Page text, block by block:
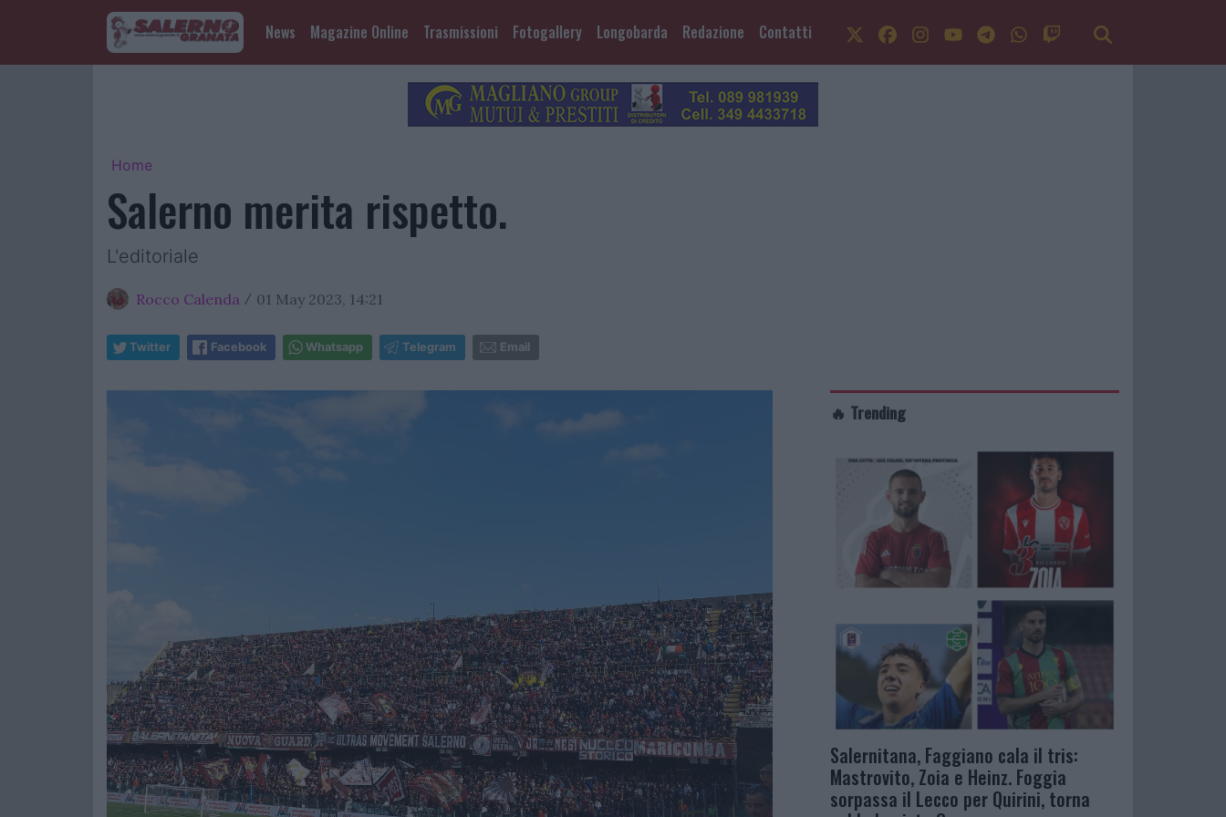
News Magazine Online Trasmissioni Fotogallery Longobarda Redazione Contatti
Home
Salerno merita rispetto.
L'editoriale
Rocco Calenda / 01 May 2023, 14:21
Twitter Facebook Whatsapp Telegram Email
🔥 Trending
Salernitana, Faggiano cala il tris:
Mastrovito, Zoia e Heinz. Foggia
sorpassa il Lecco per Quirini, torna